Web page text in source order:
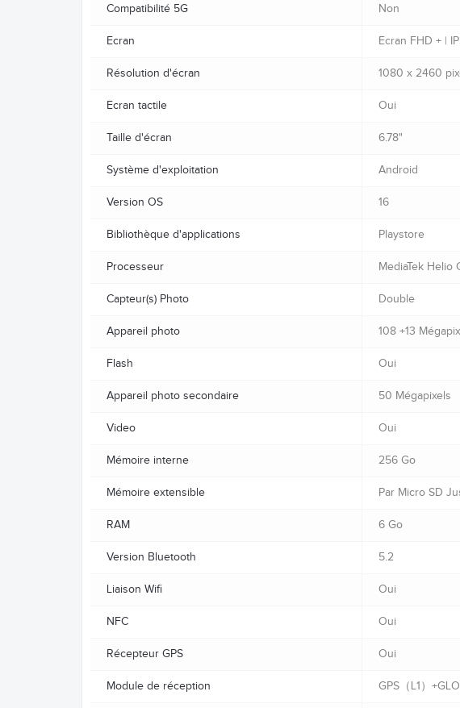
Compatibilité 5G Non
Ecran Ecran FHD + |
Résolution d'écran 1080 x 2460
Ecran tactile Oui
Taille d'écran 6.78"
Système d'exploitation Android
Version OS 16
Bibliothèque d'applications Playstore
Processeur MediaTek Helio
Capteur(s) Photo Double
Appareil photo 108 +13
Flash Oui
Appareil photo secondaire 50 Mégapixels
Video Oui
Mémoire interne 256 Go
Mémoire extensible Par Micro SD
RAM 6 Go
Version Bluetooth 5.2
Liaison Wifi Oui
NFC Oui
Récepteur GPS Oui
Module de réception GPS（L1）